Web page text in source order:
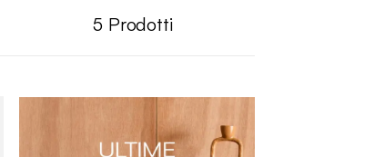
5 Prodotti